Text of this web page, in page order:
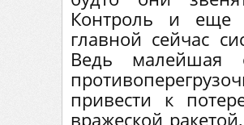
Контроль и еще
главной сейчас
Ведь малейшая
привести к
вражеской